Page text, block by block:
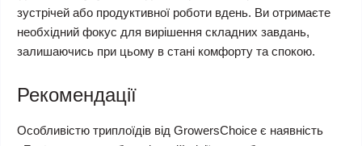
зустрічей або продуктивної роботи вдень. Ви отримаєте
необхідний фокус для вирішення складних завдань,
залишаючись при цьому в стані комфорту та спокою.
Рекомендації
Особливістю триплоїдів від GrowersChoice є наявність